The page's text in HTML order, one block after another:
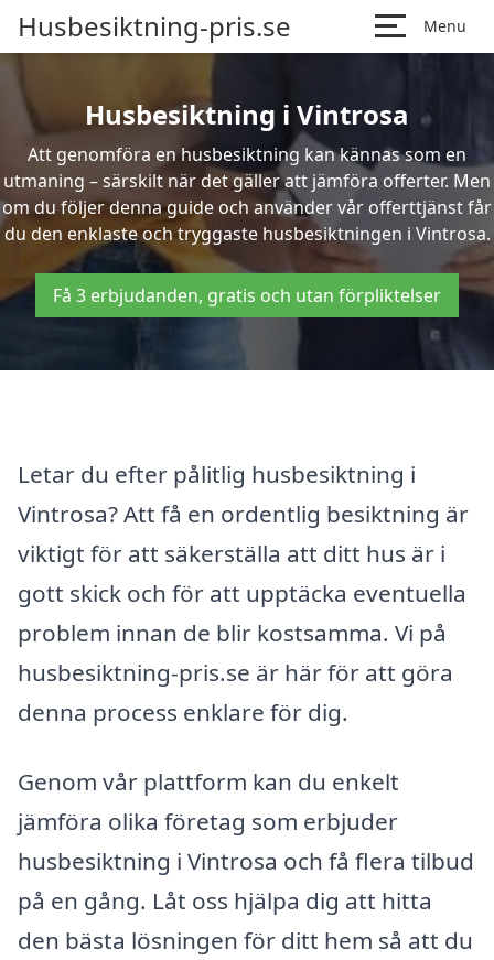
Husbesiktning-pris.se Menu
Husbesiktning i Vintrosa
Att genomföra en husbesiktning kan kännas som en
utmaning – särskilt när det gäller att jämföra offerter. Men
om du följer denna guide och använder vår offerttjänst får
du den enklaste och tryggaste husbesiktningen i Vintrosa.
Få 3 erbjudanden, gratis och utan förpliktelser
Letar du efter pålitlig husbesiktning i
Vintrosa? Att få en ordentlig besiktning är
viktigt för att säkerställa att ditt hus är i
gott skick och för att upptäcka eventuella
problem innan de blir kostsamma. Vi på
husbesiktning-pris.se är här för att göra
denna process enklare för dig.
Genom vår plattform kan du enkelt
jämföra olika företag som erbjuder
husbesiktning i Vintrosa och få flera tilbud
på en gång. Låt oss hjälpa dig att hitta
den bästa lösningen för ditt hem så att du